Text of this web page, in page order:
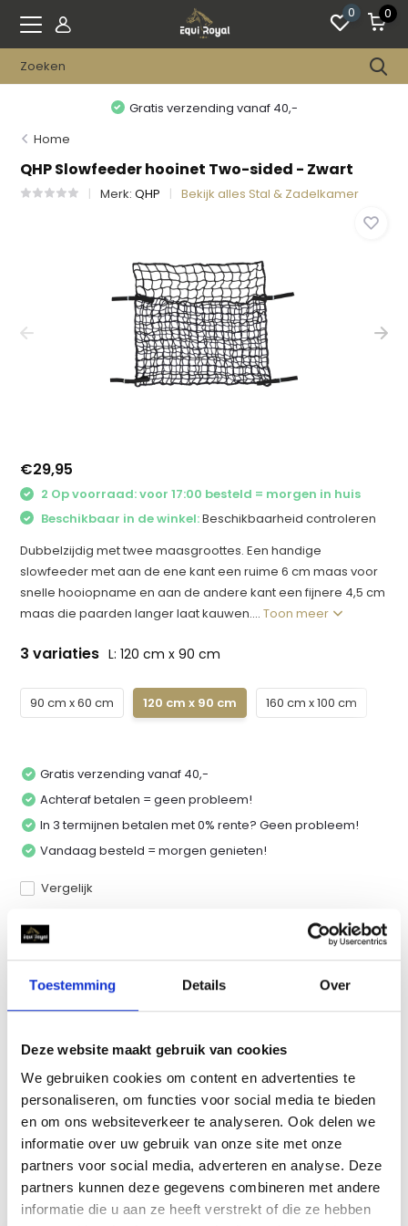
Toestemming Details Over
Deze website maakt gebruik van cookies
We gebruiken cookies om content en advertenties te
personaliseren, om functies voor social media te bieden
en om ons websiteverkeer te analyseren. Ook delen we
informatie over uw gebruik van onze site met onze
partners voor social media, adverteren en analyse. Deze
partners kunnen deze gegevens combineren met andere
informatie die u aan ze heeft verstrekt of die ze hebben
0 0
Gratis verzending vanaf 40,-
Home
QHP Slowfeeder hooinet Two-sided - Zwart
Merk:QHP Bekijk alles Stal & Zadelkamer
€29,95
2 Op voorraad: voor 17:00 besteld = morgen in huis
Beschikbaar in de winkel:Beschikbaarheid controleren
Dubbelzijdig met twee maasgroottes. Een handige
slowfeeder met aan de ene kant een ruime 6 cm maas voor
snelle hooiopname en aan de andere kant een fijnere 4,5 cm
maas die paarden langer laat kauwen....Toon meer
3 variaties L: 120 cm x 90 cm
90 cm x 60 cm 120 cm x 90 cm 160 cm x 100 cm
Gratis verzending vanaf 40,-
Achteraf betalen = geen probleem!
In 3 termijnen betalen met 0% rente? Geen probleem!
Vandaag besteld = morgen genieten!
Vergelijk
Reviews
Delen
Recent bekeken